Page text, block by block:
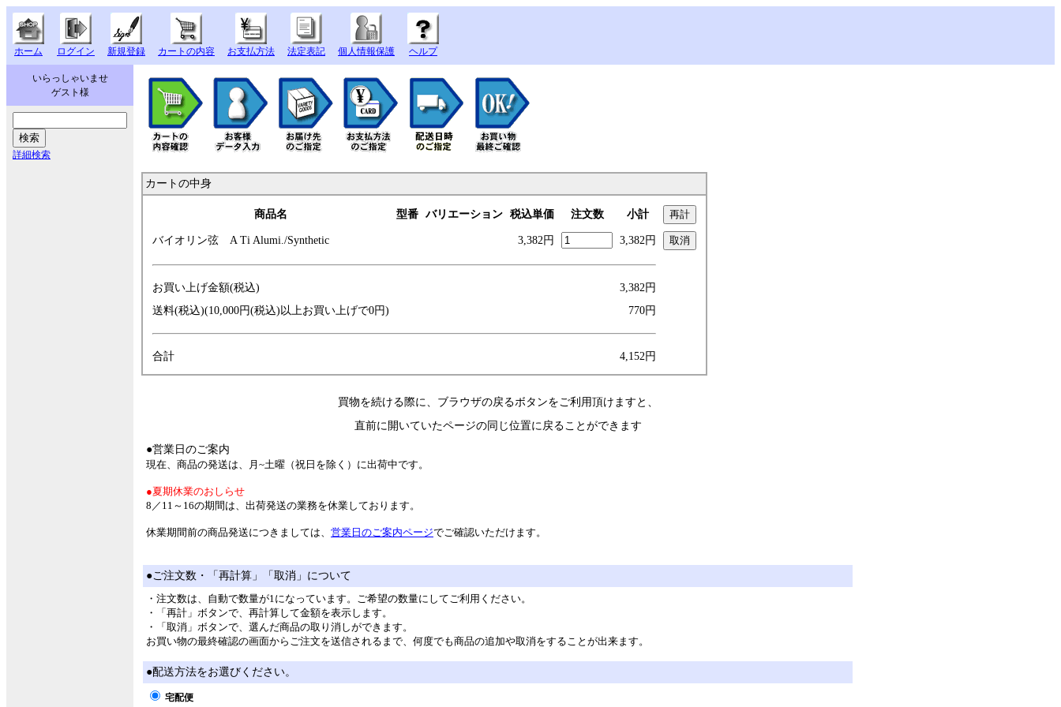
ホーム ログイン 新規登録 カートの内容 お支払方法 法定表記 個人情報保護 ヘルプ
いらっしゃいませ
ゲスト様
詳細検索
カートの中身
商品名 型番 バリエーション 税込単価 注文数 小計
バイオリン弦 A Ti Alumi./Synthetic 3,382円 3,382円
お買い上げ金額(税込)
3,382円
送料(税込)(10,000円(税込)以上お買い上げで0円)
770円
合計 4,152円
買物を続ける際に、ブラウザの戻るボタンをご利用頂けますと、
直前に開いていたページの同じ位置に戻ることができます
●営業日のご案内
現在、商品の発送は、月~土曜（祝日を除く）に出荷中です。
●夏期休業のおしらせ
8／11～16の期間は、出荷発送の業務を休業しております。
休業期間前の商品発送につきましては、 営業日のご案内ページでご確認いただけます。
●ご注文数・「再計算」「取消」について
・注文数は、自動で数量が1になっています。ご希望の数量にしてご利用ください。
・「再計」ボタンで、再計算して金額を表示します。
・「取消」ボタンで、選んだ商品の取り消しができます。
お買い物の最終確認の画面からご注文を送信されるまで、何度でも商品の追加や取消をすることが出来ます。
●配送方法をお選びください。
宅配便